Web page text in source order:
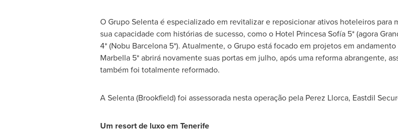
O Grupo Selenta é especializado em revitalizar e reposicionar ativos hoteleiros para
sua capacidade com histórias de sucesso, como o Hotel Princesa Sofía 5* (agora
4* (Nobu Barcelona5*). Atualmente, o Grupo está focado em projetos em
Marbella 5* abrirá novamente suas portas em julho, após uma reforma abrangente,
também foi totalmente reformado.
ASelenta (Brookfield)foi assessorada nesta operação pela Perez Llorca, Eastdil
Um resort de luxo em Tenerife